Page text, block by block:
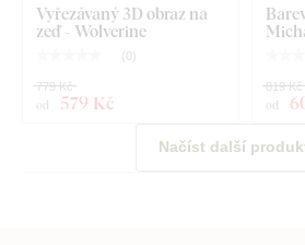
Vyřezávaný 3D obraz na
zeď - Wolverine
( 0)
od 579 Kč
779 Kč
od
819 Kč
Načíst další